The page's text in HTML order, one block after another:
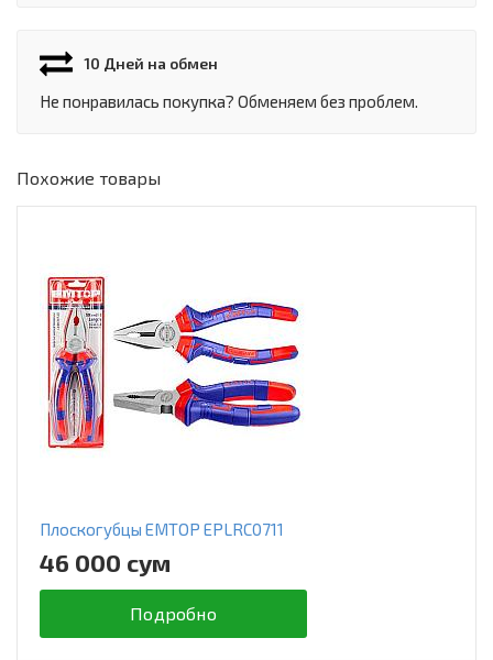
10 Дней на обмен
Не понравилась покупка? Обменяем без проблем.
Похожие товары
Плоскогубцы EMTOP EPLRC0711
46 000 сум
Подробно